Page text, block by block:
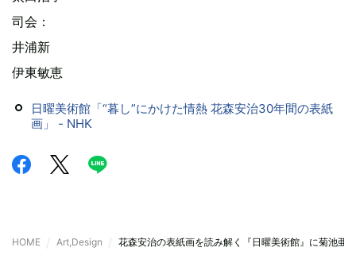
司会：
井浦新
伊東敏恵
日曜美術館「“暮し”にかけた情熱 花森安治30年間の表紙
画」 - NHK
HOME Art,Design 花森安治の表紙画を読み解く『日曜美術館』に菊池亜